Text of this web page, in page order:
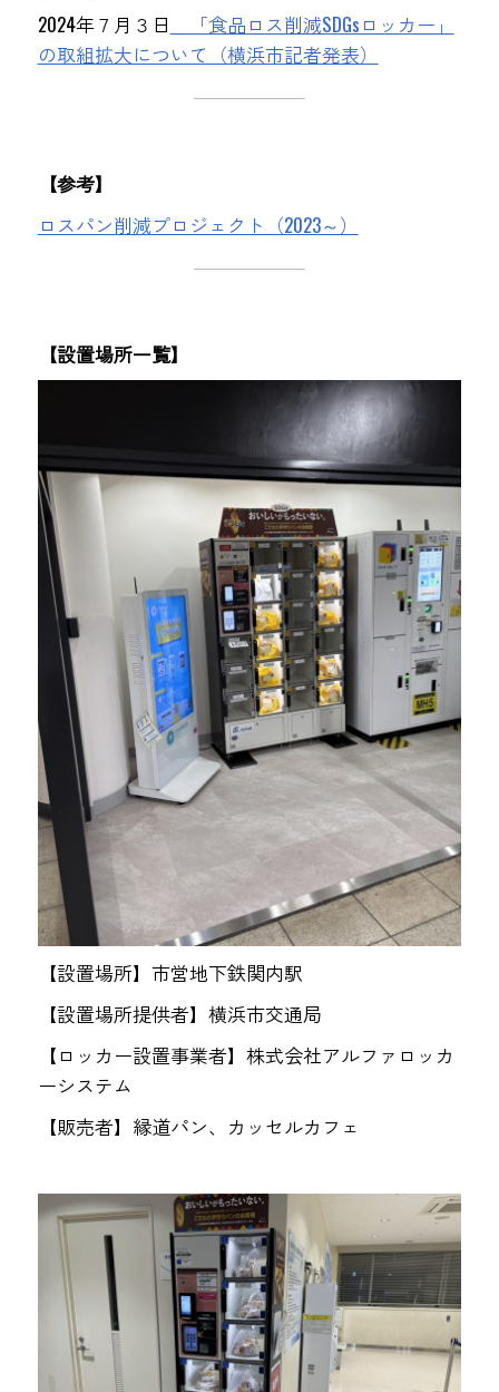
2024年７月３日
「食品ロス削減SDGsロッカー」
の取組拡大について（横浜市記者発表）
【参考】
ロスパン削減プロジェクト（2023～）
【設置場所一覧】
【設置場所】市営地下鉄関内駅
【設置場所提供者】横浜市交通局
【ロッカー設置事業者】株式会社アルファロッカ
ーシステム
【販売者】縁道パン、カッセルカフェ